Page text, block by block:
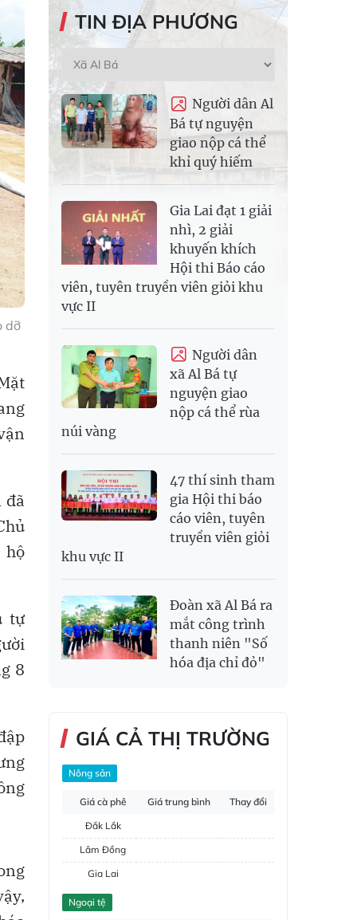
dỡ
đã
hộ
tự
8
TIN ĐỊA PHƯƠNG
Người dân Al
Bá tự nguyện
giao nộp cá thể
khỉ quý hiếm
Gia Lai đạt 1 giải
nhì, 2 giải
khuyến khích
Hội thi Báo cáo
viên, tuyên truyền viên giỏi khu
vực II
Người dân
xã Al Bá tự
nguyện giao
nộp cá thể rùa
núi vàng
47 thí sinh tham
gia Hội thi báo
cáo viên, tuyên
truyền viên giỏi
khu vực II
Đoàn xã Al Bá ra
mắt công trình
thanh niên "Số
hóa địa chỉ đỏ"
GIÁ CẢ THỊ TRƯỜNG
Nông sản
Giá cà phê Giá trung bình
Thay đổi
Đắk Lắk
Lâm Đồng
Gia Lai
Đắk Nông
Ngoại tệ